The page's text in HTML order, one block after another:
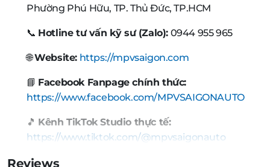
Phường Phú Hữu, TP. Thủ Đức, TP.HCM
📞 Hotline tư vấn kỹ sư (Zalo): 0944 955 965
🌐Website: https://mpvsaigon.com
📘 Facebook Fanpage chính thức:
https://www.facebook.com/MPVSAIGONAUTO
🎵 Kênh TikTok Studio thực tế:
https://www.tiktok.com/@mpvsaigonauto
Reviews